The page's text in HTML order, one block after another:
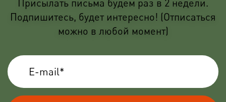
Присылать письма будем раз в 2 недели.
Подпишитесь, будет интересно! (Отписаться
можно в любой момент)